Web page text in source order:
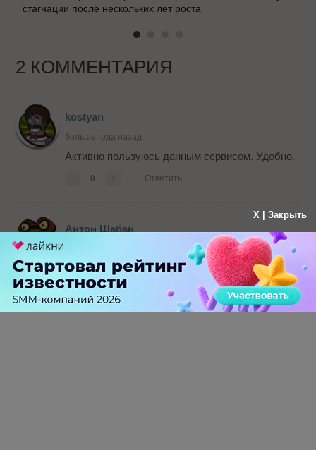
стагнации после нескольких лет роста
2 КОММЕНТАРИЯ
kostyan
больше года назад
Активно пользуюсь данным сервисом. Удобно.
0 Ответить
Антон Шабан
Зарегистрировался, на форуме уже есть
обсуждения, движение, что не может не
радовать. Дизайн и движок понравились.
Посмотрим что из этого выйдет.
X | Закрыть